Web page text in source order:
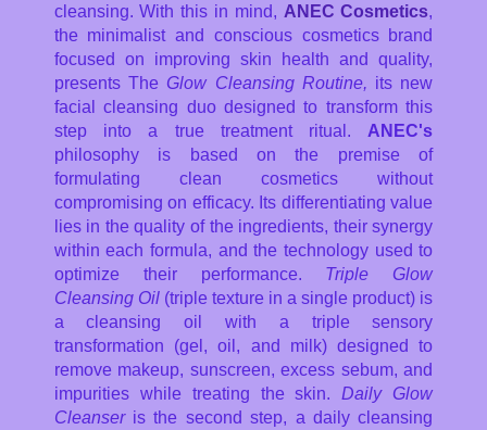
cleansing. With this in mind, ANEC Cosmetics,
the minimalist and conscious cosmetics brand
focused on improving skin health and quality,
presents The Glow Cleansing Routine, its new
facial cleansing duo designed to transform this
step into a true treatment ritual. ANEC's
philosophy is based on the premise of
formulating clean cosmetics without
compromising on efficacy. Its differentiating value
lies in the quality of the ingredients, their synergy
within each formula, and the technology used to
optimize their performance. Triple Glow
Cleansing Oil (triple texture in a single product) is
a cleansing oil with a triple sensory
transformation (gel, oil, and milk) designed to
remove makeup, sunscreen, excess sebum, and
impurities while treating the skin.Daily Glow
Cleanseris the second step, a daily cleansing